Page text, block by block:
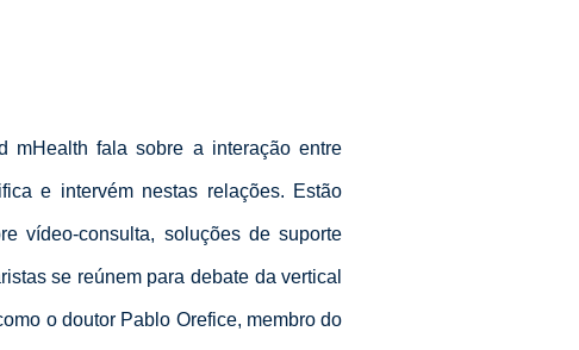
mHealth fala sobre a interação entre
e intervém nestas relações. Estão
vídeo-consulta, soluções de suporte
se reúnem para debate da vertical
o doutor Pablo Orefice, membro do